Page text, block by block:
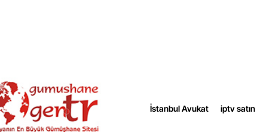
İstanbul Avukat iptv satın